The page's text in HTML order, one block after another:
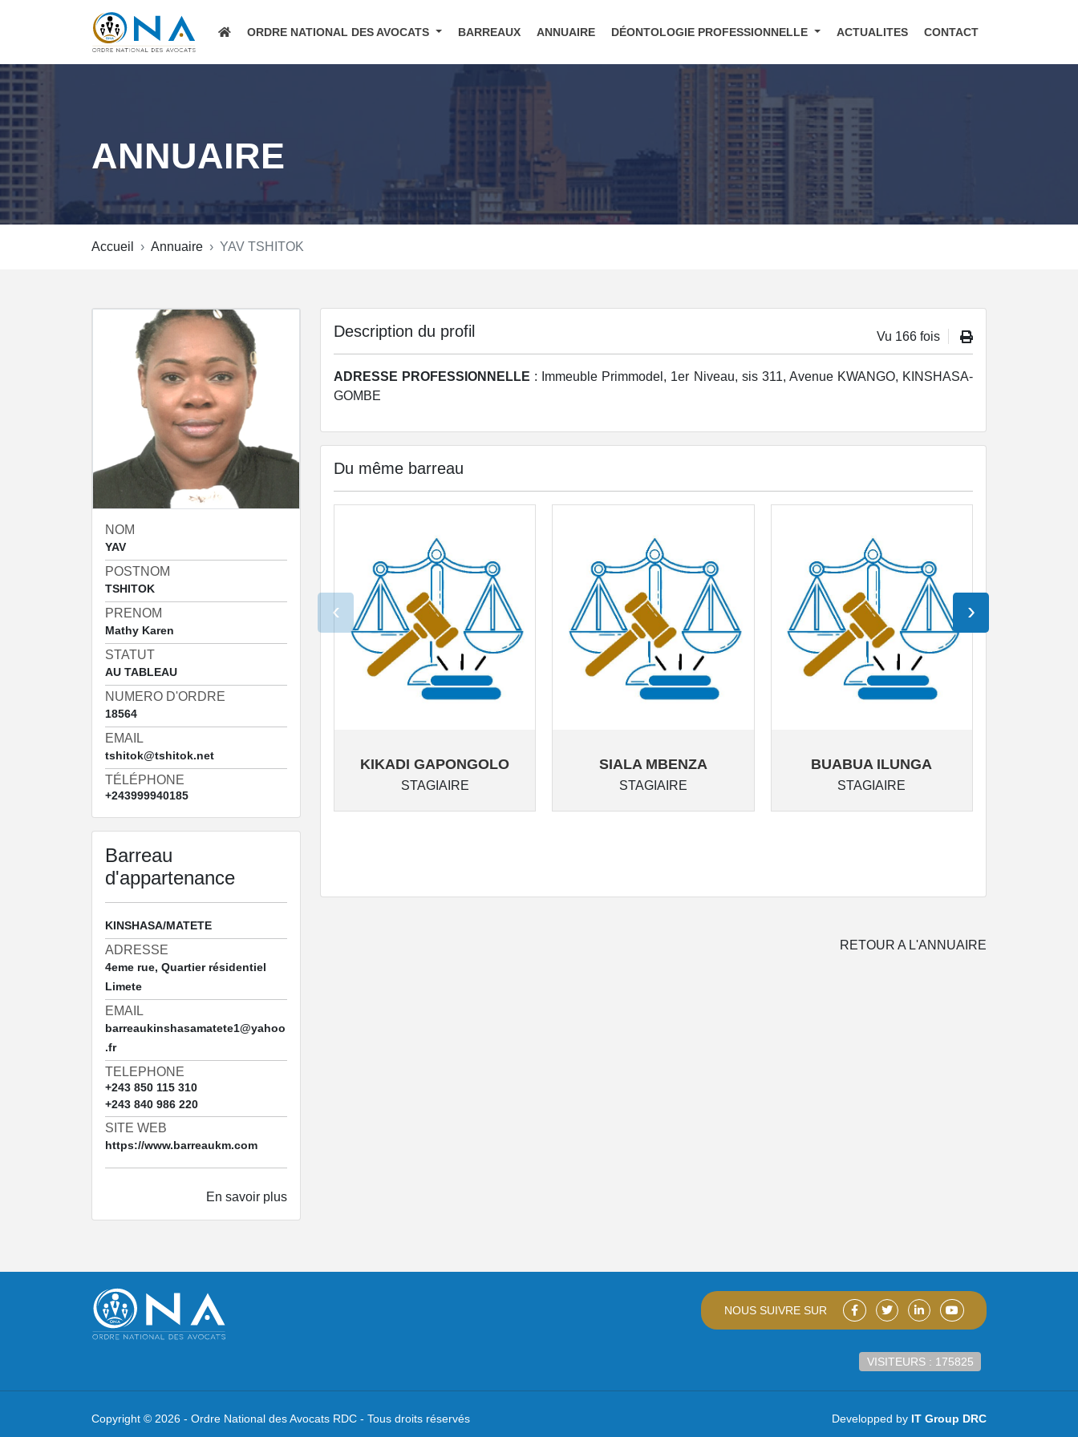
ORDRE NATIONAL DES AVOCATS BARREAUX ANNUAIRE DÉONTOLOGIE PROFESSIONNELLE ACTUALITES CONTACT
ANNUAIRE
Accueil Annuaire YAV TSHITOK
NOM
YAV
POSTNOM
TSHITOK
PRENOM
Mathy Karen
STATUT
AU TABLEAU
NUMERO D'ORDRE
18564
EMAIL
tshitok@tshitok.net
TÉLÉPHONE
+243999940185
Barreau
d'appartenance
KINSHASA/MATETE
ADRESSE
4eme rue, Quartier résidentiel
Limete
EMAIL
barreaukinshasamatete1@yahoo
.fr
TELEPHONE
+243 850 115 310
+243 840 986 220
SITE WEB
https://www.barreaukm.com
En savoir plus
Description du profil Vu 166 fois
ADRESSE PROFESSIONNELLE : Immeuble Primmodel, 1er Niveau, sis 311, Avenue KWANGO, KINSHASA-
GOMBE
Du même barreau
KIKADI GAPONGOLO
STAGIAIRE
SIALA MBENZA
STAGIAIRE
BUABUA ILUNGA
STAGIAIRE
‹ ›
RETOUR A L'ANNUAIRE
NOUS SUIVRE SUR
VISITEURS : 175825
Copyright © 2026 - Ordre National des Avocats RDC - Tous droits réservés Developped by IT Group DRC